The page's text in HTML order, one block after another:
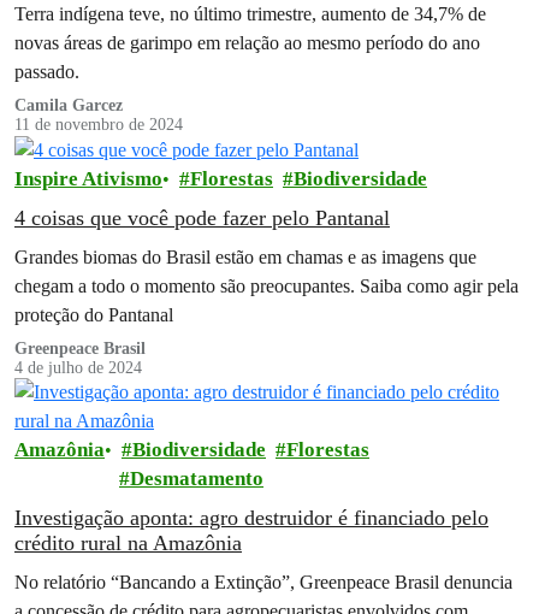
Terra indígena teve, no último trimestre, aumento de 34,7% de
novas áreas de garimpo em relação ao mesmo período do ano
passado.
Camila Garcez
11 de novembro de 2024
Inspire Ativismo Florestas Biodiversidade
4 coisas que você pode fazer pelo Pantanal
Grandes biomas do Brasil estão em chamas e as imagens que
chegam a todo o momento são preocupantes. Saiba como agir pela
proteção do Pantanal
Greenpeace Brasil
4 de julho de 2024
Amazônia Biodiversidade
Florestas
Desmatamento
Investigação aponta: agro destruidor é financiado pelo
crédito rural na Amazônia
No relatório “Bancando a Extinção”, Greenpeace Brasil denuncia